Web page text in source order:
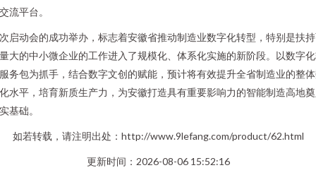
流平台。
启动会的成功举办，标志着安徽省推动制造业数字化转型，特别是扶
大的中小微企业的工作进入了规模化、体系化实施的新阶段。以数字
务包为抓手，结合数字文创的赋能，预计将有效提升全省制造业的整
水平，培育新质生产力，为安徽打造具有重要影响力的智能制造高地
基础。
如若转载，请注明出处：http://www.9lefang.com/product/62.html
更新时间：2026-08-06 15:52:16